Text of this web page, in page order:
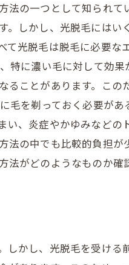
の一つとして知られ
しかし、光脱毛には
光脱毛は脱毛に必要
特に濃い毛に対して効
ることがあります。こ
毛を剃っておく必要が
い、炎症やかゆみなど
法の中でも比較的負担
がどのようなものか確
かし、光脱毛を受け